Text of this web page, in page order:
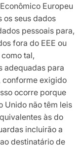
Europeu
os seus dados
pessoais para,
fora do EEE ou
tal,
adequadas para
conforme exigido
ocorre porque
Unido não têm leis
às do
incluirão a
destinatário de